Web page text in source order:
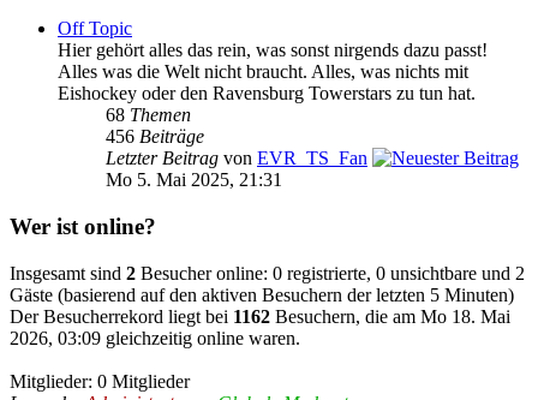
Off Topic
Hier gehört alles das rein, was sonst nirgends dazu passt!
Alles was die Welt nicht braucht. Alles, was nichts mit
Eishockey oder den Ravensburg Towerstars zu tun hat.
68 Themen
456 Beiträge
Letzter Beitrag von EVR_TS_Fan
Mo 5. Mai 2025, 21:31
Wer ist online?
Insgesamt sind 2 Besucher online: 0 registrierte, 0 unsichtbare und 2
Gäste (basierend auf den aktiven Besuchern der letzten 5 Minuten)
Der Besucherrekord liegt bei 1162 Besuchern, die am Mo 18. Mai
2026, 03:09 gleichzeitig online waren.
Mitglieder: 0 Mitglieder